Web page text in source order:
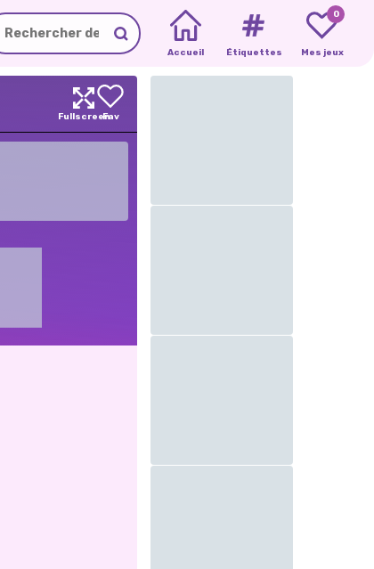
Accueil Étiquettes
0
Mes jeux